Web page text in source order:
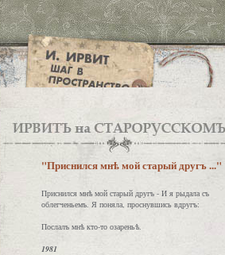
"Приснился мнѣ мой старый другъ ..."
Приснился мнѣ мой старый другъ - И я рыдала съ
облегченьемъ. Я поняла, проснувшись вдругъ:
Послалъ мнѣ кто-то озареньѣ.
1981